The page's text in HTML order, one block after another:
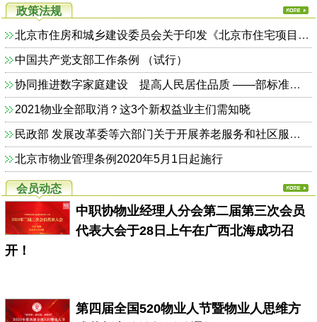
出职业经理人系列活
动评选名单
列评选名单
政策法规
北京市住房和城乡建设委员会关于印发《北京市住宅项目物业服务综合监管实施方案（试行）》的通知
中国共产党支部工作条例 （试行）
协同推进数字家庭建设 提高人民居住品质 ——部标准定额司相关负责人解读《关于加快发展数字家庭 提高居住品质的指导意见》
2021物业全部取消？这3个新权益业主们需知晓
民政部 发展改革委等六部门关于开展养老服务和社区服务信息惠民工程试点工作的通知（民函〔2014〕325号）
北京市物业管理条例2020年5月1日起施行
会员动态
中职协物业经理人分会第二届第三次会员
代表大会于28日上午在广西北海成功召
开！
第四届全国520物业人节暨物业人思维方